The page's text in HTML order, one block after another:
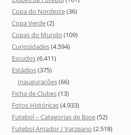
Copa do Nordeste(36)
Copa Verde(2)
Copas do Mundo (109)
Curiosidades(4.594)
Escudos(6.411)
Estádios(375)
Inaugurações(66)
Ficha de Clubes(13)
Fotos Históricas(4.933)
Futebol – Categorias de Base(52)
Futebol Amador / Varzeano (2.518)